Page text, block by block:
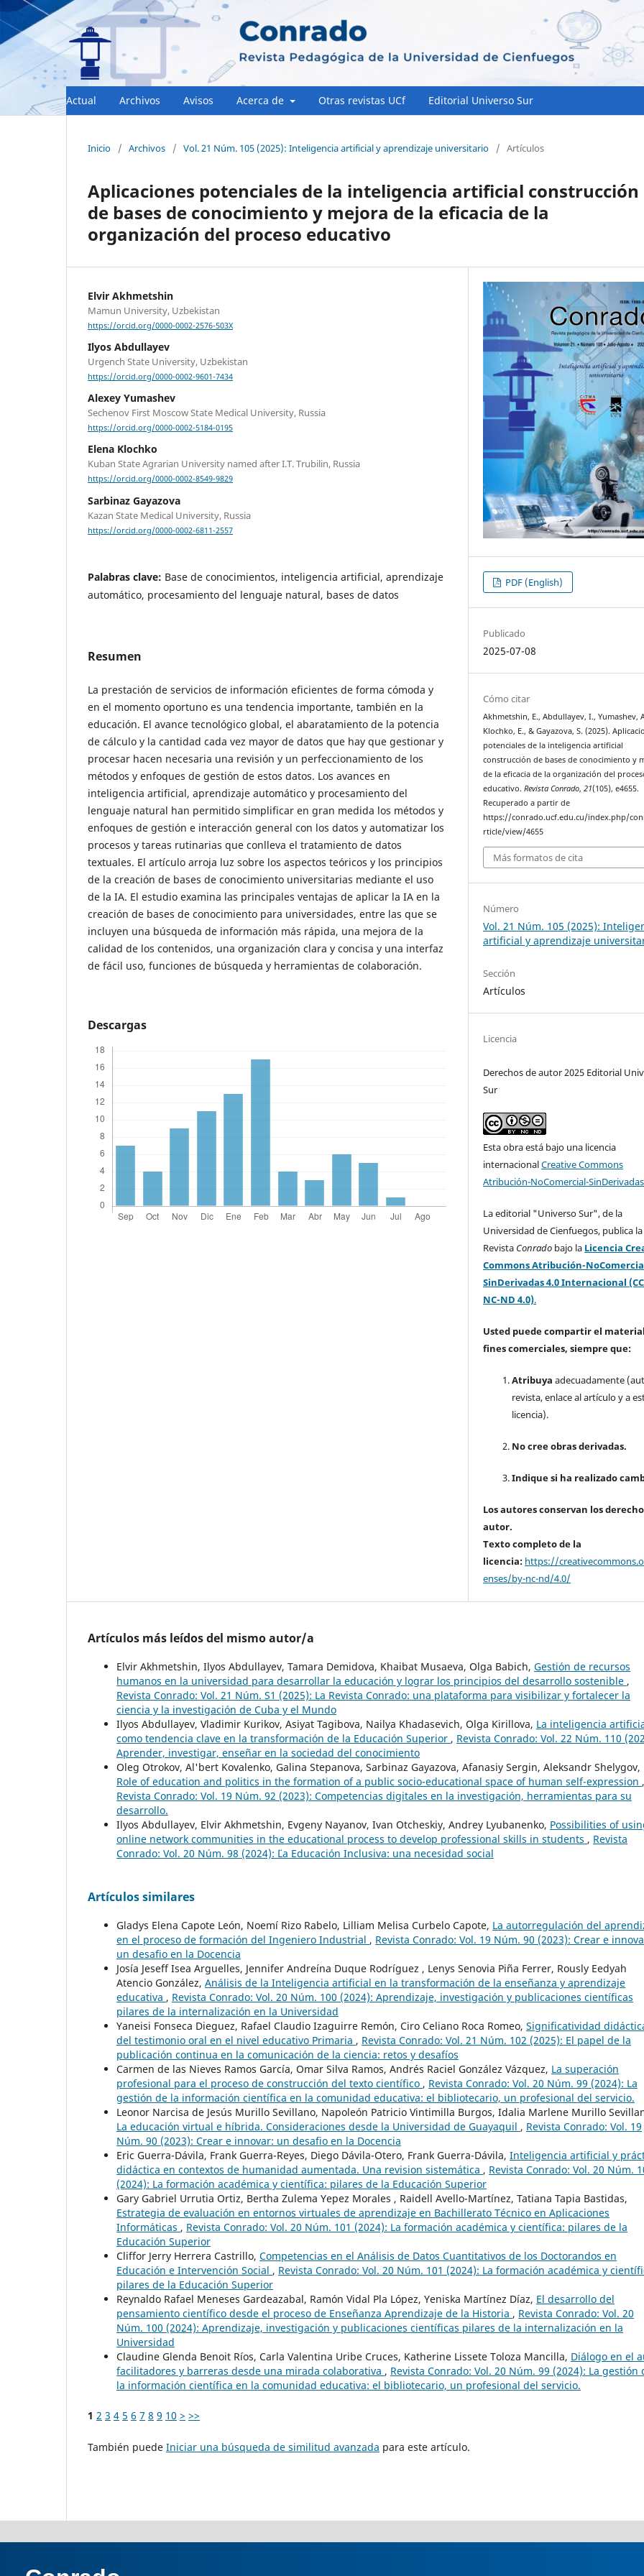
Actual Archivos Avisos Acerca de Otras revistas UCf Editorial Universo Sur
Inicio / Archivos / Vol. 21 Núm. 105 (2025): Inteligencia artificial y aprendizaje universitario / Artículos
Aplicaciones potenciales de la inteligencia artificial construcción
de bases de conocimiento y mejora de la eficacia de la
organización del proceso educativo
Elvir Akhmetshin
Mamun University, Uzbekistan
https://orcid.org/0000-0002-2576-503X
Ilyos Abdullayev
Urgench State University, Uzbekistan
https://orcid.org/0000-0002-9601-7434
Alexey Yumashev
Sechenov First Moscow State Medical University, Russia
https://orcid.org/0000-0002-5184-0195
Elena Klochko
Kuban State Agrarian University named after I.T. Trubilin, Russia
https://orcid.org/0000-0002-8549-9829
Sarbinaz Gayazova
Kazan State Medical University, Russia
https://orcid.org/0000-0002-6811-2557
Palabras clave: Base de conocimientos, inteligencia artificial, aprendizaje
automático, procesamiento del lenguaje natural, bases de datos
Resumen
La prestación de servicios de información eficientes de forma cómoda y
en el momento oportuno es una tendencia importante, también en la
educación. El avance tecnológico global, el abaratamiento de la potencia
de cálculo y la cantidad cada vez mayor de datos que hay que gestionar y
procesar hacen necesaria una revisión y un perfeccionamiento de los
métodos y enfoques de gestión de estos datos. Los avances en
inteligencia artificial, aprendizaje automático y procesamiento del
lenguaje natural han permitido simplificar en gran medida los métodos y
enfoques de gestión e interacción general con los datos y automatizar los
procesos y tareas rutinarias que conlleva el tratamiento de datos
textuales. El artículo arroja luz sobre los aspectos teóricos y los principios
de la creación de bases de conocimiento universitarias mediante el uso
de la IA. El estudio examina las principales ventajas de aplicar la IA en la
creación de bases de conocimiento para universidades, entre las que se
incluyen una búsqueda de información más rápida, una mejora de la
calidad de los contenidos, una organización clara y concisa y una interfaz
de fácil uso, funciones de búsqueda y herramientas de colaboración.
Descargas
PDF (English)
Publicado
2025-07-08
Cómo citar
Akhmetshin, E., Abdullayev, I., Yumashev,
Klochko, E., & Gayazova, S. (2025).
potenciales de la inteligencia artificial
construcción de bases de conocimiento y
de la eficacia de la organización del
educativo.Revista Conrado,21(105), e4655.
Recuperado a partir de
https://conrado.ucf.edu.cu/index.php/
rticle/view/4655
Más formatos de cita
Número
Vol. 21 Núm. 105 (2025):
artificial y aprendizaje
Sección
Artículos
Licencia
Derechos de autor 2025 Editorial
Sur
Esta obra está bajo una licencia
internacionalCreative Commons
Atribución-NoComercial-
La editorial "Universo Sur", de la
Universidad de Cienfuegos, publica la
Revista Conrado bajo la Licencia
Commons Atribución-
SinDerivadas 4.0 Internacional (CC
NC-ND 4.0).
Usted puede compartir el
fines comerciales, siempre que:
Atribuya adecuadamente
revista, enlace al artículo y a
licencia).
No cree obras derivadas.
Indique si ha realizado
Los autores conservan los
autor.
Texto completo de la
licencia: https://
enses/by-nc-nd/4.0/
Artículos más leídos del mismo autor/a
Elvir Akhmetshin, Ilyos Abdullayev, Tamara Demidova, Khaibat Musaeva, Olga Babich, Gestión de recursos
humanos en la universidad para desarrollar la educación y lograr los principios del desarrollo sostenible ,
Revista Conrado: Vol. 21 Núm. S1 (2025): La Revista Conrado: una plataforma para visibilizar y fortalecer la
ciencia y la investigación de Cuba y el Mundo
Ilyos Abdullayev, Vladimir Kurikov, Asiyat Tagibova, Nailya Khadasevich, Olga Kirillova, La inteligencia
como tendencia clave en la transformación de la Educación Superior , Revista Conrado: Vol. 22 Núm. 110
Aprender, investigar, enseñar en la sociedad del conocimiento
Oleg Otrokov, Al'bert Kovalenko, Galina Stepanova, Sarbinaz Gayazova, Afanasiy Sergin, Aleksandr Shelygov,
Role of education and politics in the formation of a public socio-educational space of human self-expression ,
Revista Conrado: Vol. 19 Núm. 92 (2023): Competencias digitales en la investigación, herramientas para su
desarrollo.
Ilyоs Abdullayev, Elvir Akhmetshin, Evgeny Nayanov, Ivan Otcheskiy, Andrey Lyubanenko, Possibilities of
online network communities in the educational process to develop professional skills in students , Revista
Conrado: Vol. 20 Núm. 98 (2024): ¨¨La Educación Inclusiva: una necesidad social
Artículos similares
Gladys Elena Capote León, Noemí Rizo Rabelo, Lilliam Melisa Curbelo Capote, La autorregulación del
en el proceso de formación del Ingeniero Industrial , Revista Conrado: Vol. 19 Núm. 90 (2023): Crear e
un desafio en la Docencia
Josía Jeseff Isea Arguelles, Jennifer Andreína Duque Rodríguez , Lenys Senovia Piña Ferrer, Rously Eedyah
Atencio González, Análisis de la Inteligencia artificial en la transformación de la enseñanza y aprendizaje
educativa , Revista Conrado: Vol. 20 Núm. 100 (2024): Aprendizaje, investigación y publicaciones científicas
pilares de la internalización en la Universidad
Yaneisi Fonseca Dieguez, Rafael Claudio Izaguirre Remón, Ciro Celiano Roca Romeo, Significatividad
del testimonio oral en el nivel educativo Primaria , Revista Conrado: Vol. 21 Núm. 102 (2025): El papel de la
publicación continua en la comunicación de la ciencia: retos y desafíos
Carmen de las Nieves Ramos García, Omar Silva Ramos, Andrés Raciel González Vázquez, La superación
profesional para el proceso de construcción del texto científico , Revista Conrado: Vol. 20 Núm. 99 (2024): La
gestión de la información científica en la comunidad educativa: el bibliotecario, un profesional del servicio.
Leonor Narcisa de Jesús Murillo Sevillano, Napoleón Patricio Vintimilla Burgos, Idalia Marlene Murillo
La educación virtual e híbrida. Consideraciones desde la Universidad de Guayaquil , Revista Conrado: Vol. 19
Núm. 90 (2023): Crear e innovar: un desafio en la Docencia
Eric Guerra-Dávila, Frank Guerra-Reyes, Diego Dávila-Otero, Frank Guerra-Dávila, Inteligencia artificial y
didáctica en contextos de humanidad aumentada. Una revision sistemática , Revista Conrado: Vol. 20 Núm.
(2024): La formación académica y científica: pilares de la Educación Superior
Gary Gabriel Urrutia Ortiz, Bertha Zulema Yepez Morales , Raidell Avello-Martínez, Tatiana Tapia Bastidas,
Estrategia de evaluación en entornos virtuales de aprendizaje en Bachillerato Técnico en Aplicaciones
Informáticas , Revista Conrado: Vol. 20 Núm. 101 (2024): La formación académica y científica: pilares de la
Educación Superior
Cliffor Jerry Herrera Castrillo, Competencias en el Análisis de Datos Cuantitativos de los Doctorandos en
Educación e Intervención Social , Revista Conrado: Vol. 20 Núm. 101 (2024): La formación académica y
pilares de la Educación Superior
Reynaldo Rafael Meneses Gardeazabal, Ramón Vidal Pla López, Yeniska Martínez Díaz, El desarrollo del
pensamiento científico desde el proceso de Enseñanza Aprendizaje de la Historia , Revista Conrado: Vol. 20
Núm. 100 (2024): Aprendizaje, investigación y publicaciones científicas pilares de la internalización en la
Universidad
Claudine Glenda Benoit Ríos, Carla Valentina Uribe Cruces, Katherine Lissete Toloza Mancilla, Diálogo en el
facilitadores y barreras desde una mirada colaborativa , Revista Conrado: Vol. 20 Núm. 99 (2024): La gestión
la información científica en la comunidad educativa: el bibliotecario, un profesional del servicio.
1 2 3 4 5 6 7 8 9 10 > >>
También puede Iniciar una búsqueda de similitud avanzada para este artículo.